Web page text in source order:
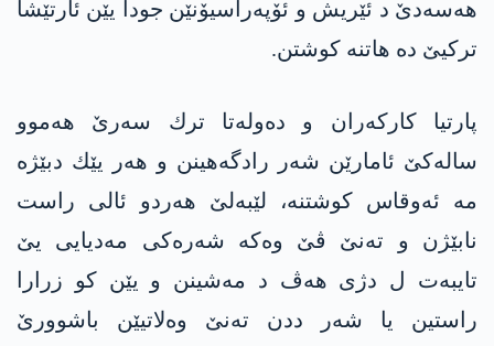
هه‌سه‌دێ د ئێریش و ئۆپه‌راسیۆنێن جودا یێن ئارتێشا
تركیێ ده‌ هاتنه‌ كوشتن.
پارتیا كاركه‌ران و ده‌وله‌تا ترك سه‌رێ هه‌موو
ساله‌كێ ئامارێن شه‌ر رادگه‌هینن و هه‌ر یێك دبێژه‌
مه‌ ئه‌وقاس كوشتنه‌، لێبه‌لێ هه‌ردو ئالی راست
نابێژن و ته‌نێ ڤێ وه‌كه‌ شه‌ره‌كی مه‌دیایی یێ
تایبه‌ت ل دژی هه‌ڤ د مه‌شینن و یێن كو زرارا
راستین یا شه‌ر ددن ته‌نێ وه‌لاتیێن باشوورێ